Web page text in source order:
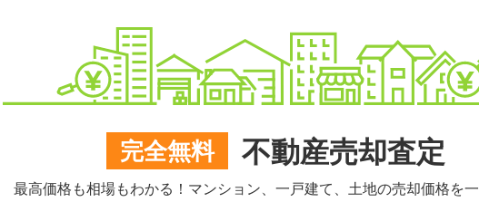
完全無料 不動産売却査定
最高価格も相場もわかる！マンション、一戸建て、土地の売却価格を一